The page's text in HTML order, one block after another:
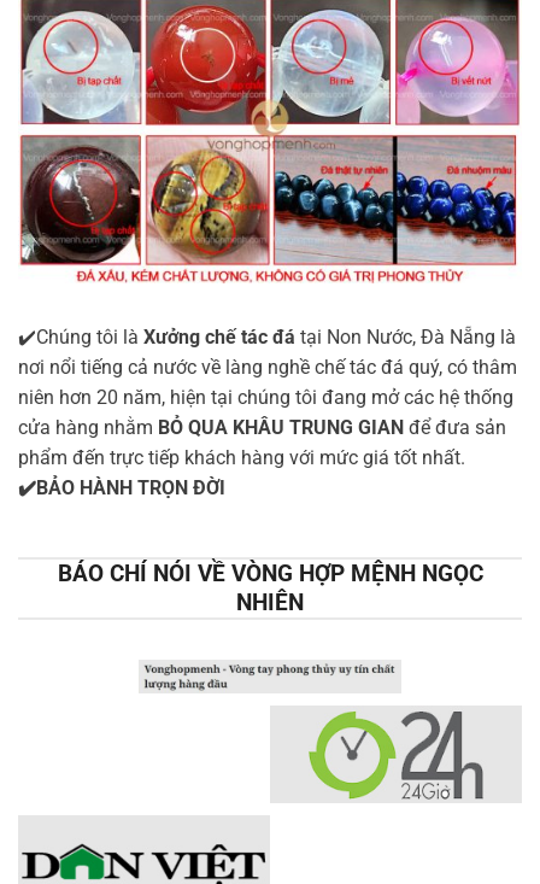
✔️Chúng tôi là Xưởng chế tác đá tại Non Nước, Đà Nẵng là
nơi nổi tiếng cả nước về làng nghề chế tác đá quý, có thâm
niên hơn 20 năm, hiện tại chúng tôi đang mở các hệ thống
cửa hàng nhằm BỎ QUA KHÂU TRUNG GIAN để đưa sản
phẩm đến trực tiếp khách hàng với mức giá tốt nhất.
✔️BẢO HÀNH TRỌN ĐỜI
BÁO CHÍ NÓI VỀ VÒNG HỢP MỆNH NGỌC
NHIÊN